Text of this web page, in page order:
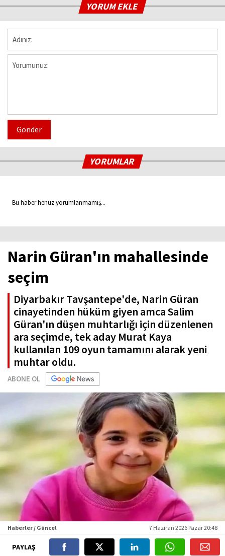
YORUM EKLE
Gönder
YORUMLAR
Bu haber henüz yorumlanmamış...
Narin Güran'ın mahallesinde
seçim
Diyarbakır Tavşantepe'de, Narin Güran
cinayetinden hüküm giyen amca Salim
Güran'ın düşen muhtarlığı için düzenlenen
ara seçimde, tek aday Murat Kaya
kullanılan 109 oyun tamamını alarak yeni
muhtar oldu.
ABONE OL
Haberler / Güncel 7 Haziran 2026 Pazar 20:48
PAYLAŞ